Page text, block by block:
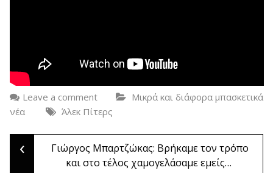
Leave a comment
Μικρά και διάφορα μπασκετικά
νέα
Άλεκ Πίτερς
Post
‹
Γιώργος Μπαρτζώκας: Βρήκαμε τον τρόπο
και στο τέλος χαμογελάσαμε εμείς…